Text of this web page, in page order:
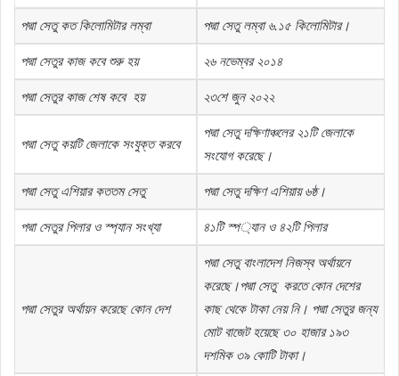
পদ্মা সেতু কত কিলোমিটার লম্বা পদ্মা সেতু লম্বা ৬.১৫ কিলোমিটার।
পদ্মা সেতুর কাজ কবে শুরু হয় ২৬ নভেম্বর ২০১৪
পদ্মা সেতুর কাজ শেষ কবে হয় ২৩শে জুন ২০২২
পদ্মা সেতু কয়টি জেলাকে সংযুক্ত করবে
পদ্মা সেতু দক্ষিণাঞ্চলের ২১টি জেলাকে
সংযোগ করেছে।
পদ্মা সেতু এশিয়ার কততম সেতু পদ্মা সেতু দক্ষিণ এশিয়ায় ৬ষ্ঠ।
পদ্মা সেতুর পিলার ও স্প্যান সংখ্যা ৪১টি স্প‌্যান ও ৪২টি পিলার
পদ্মা সেতুর অর্থায়ন করেছে কোন দেশ
পদ্মা সেতু বাংলাদেশ নিজস্ব অর্থায়নে
করেছে।পদ্মা সেতু করতে কোন দেশের
কাছ থেকে টাকা নেয় নি। পদ্মা সেতুর জন্য
মোট বাজেট হয়েছে ৩০ হাজার ১৯৩
দশমিক ৩৯ কোটি টাকা।